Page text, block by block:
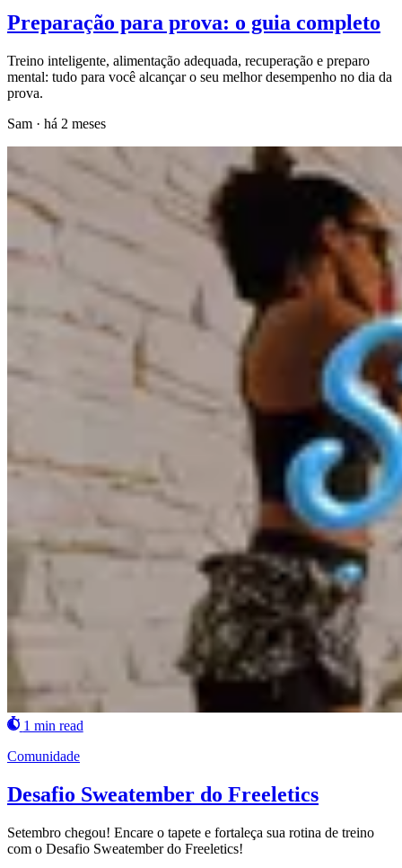
Preparação para prova: o guia completo
Treino inteligente, alimentação adequada, recuperação e preparo
mental: tudo para você alcançar o seu melhor desempenho no dia da
prova.
Sam · há 2 meses
1 min read
Comunidade
Desafio Sweatember do Freeletics
Setembro chegou! Encare o tapete e fortaleça sua rotina de treino
com o Desafio Sweatember do Freeletics!